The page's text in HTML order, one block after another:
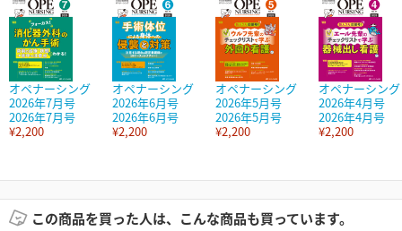
オペナーシング
2026年7月号
2026年7月号
¥2,200
オペナーシング
2026年6月号
2026年6月号
¥2,200
オペナーシング
2026年5月号
2026年5月号
¥2,200
オペナーシング
2026年4月号
2026年4月号
¥2,200
この商品を買った人は、こんな商品も買っています。